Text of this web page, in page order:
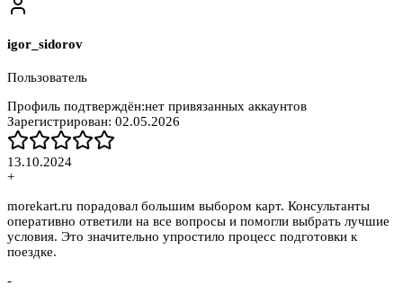
igor_sidorov
Пользователь
Профиль подтверждён:нет привязанных аккаунтов
Зарегистрирован: 02.05.2026
13.10.2024
+
morekart.ru порадовал большим выбором карт. Консультанты
оперативно ответили на все вопросы и помогли выбрать лучшие
условия. Это значительно упростило процесс подготовки к
поездке.
-